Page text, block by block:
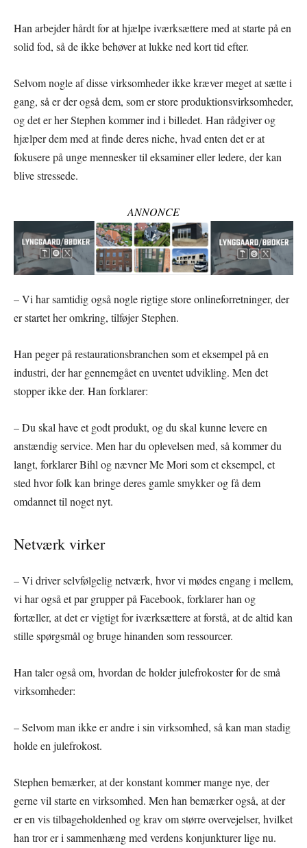
Han arbejder hårdt for at hjælpe iværksættere med at starte på en
solid fod, så de ikke behøver at lukke ned kort tid efter.
Selvom nogle af disse virksomheder ikke kræver meget at sætte i
gang, så er der også dem, som er store produktionsvirksomheder,
og det er her Stephen kommer ind i billedet. Han rådgiver og
hjælper dem med at finde deres niche, hvad enten det er at
fokusere på unge mennesker til eksaminer eller ledere, der kan
blive stressede.
ANNONCE
– Vi har samtidig også nogle rigtige store onlineforretninger, der
er startet her omkring, tilføjer Stephen.
Han peger på restaurationsbranchen som et eksempel på en
industri, der har gennemgået en uventet udvikling. Men det
stopper ikke der. Han forklarer:
– Du skal have et godt produkt, og du skal kunne levere en
anstændig service. Men har du oplevelsen med, så kommer du
langt, forklarer Bihl og nævner Me Mori som et eksempel, et
sted hvor folk kan bringe deres gamle smykker og få dem
omdannet til noget nyt.
Netværk virker
– Vi driver selvfølgelig netværk, hvor vi mødes engang i mellem,
vi har også et par grupper på Facebook, forklarer han og
fortæller, at det er vigtigt for iværksættere at forstå, at de altid kan
stille spørgsmål og bruge hinanden som ressourcer.
Han taler også om, hvordan de holder julefrokoster for de små
virksomheder:
– Selvom man ikke er andre i sin virksomhed, så kan man stadig
holde en julefrokost.
Stephen bemærker, at der konstant kommer mange nye, der
gerne vil starte en virksomhed. Men han bemærker også, at der
er en vis tilbageholdenhed og krav om større overvejelser, hvilket
han tror er i sammenhæng med verdens konjunkturer lige nu.